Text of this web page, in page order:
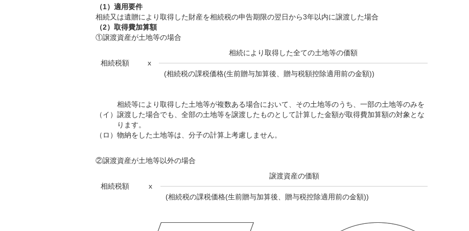
（1）適用要件
相続又は遺贈により取得した財産を相続税の申告期限の翌日から3年以内に譲渡した場合
（2）取得費加算額
①譲渡資産が土地等の場合
相続税額 x
相続により取得した全ての土地等の価額
(相続税の課税価格(生前贈与加算後、贈与税額控除適用前の金額))
（イ）
相続等により取得した土地等が複数ある場合において、その土地等のうち、一部の土地等のみを
譲渡した場合でも、全部の土地等を譲渡したものとして計算した金額が取得費加算額の対象とな
ります。
（ロ） 物納をした土地等は、分子の計算上考慮しません。
②譲渡資産が土地等以外の場合
相続税額 x
譲渡資産の価額
(相続税の課税価格(生前贈与加算後、贈与税控除適用前の金額))